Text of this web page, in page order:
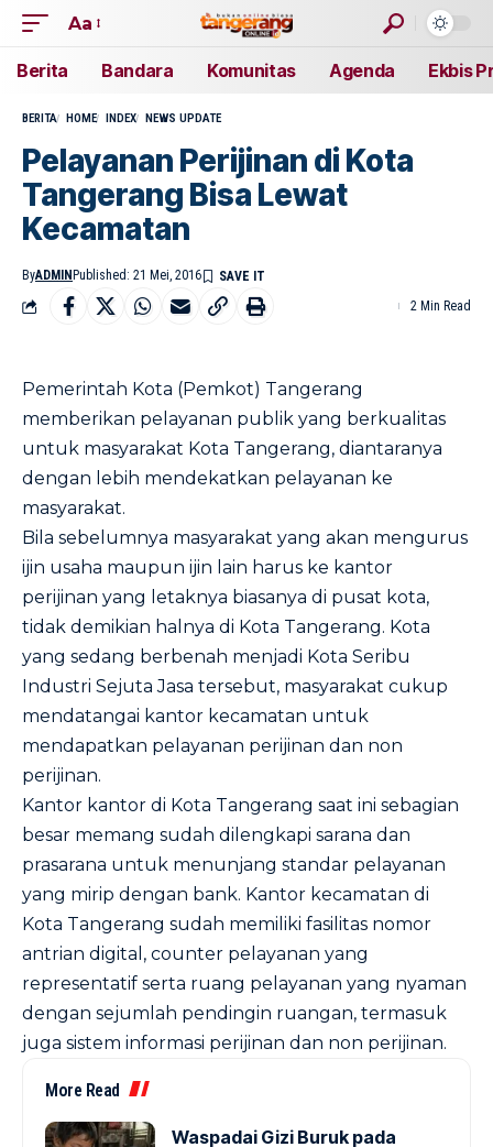
Aa
Berita Bandara Komunitas Agenda Ekbis
BERITA HOME INDEX NEWS UPDATE
Pelayanan Perijinan di Kota
Tangerang Bisa Lewat
Kecamatan
ByADMIN Published: 21 Mei, 2016
2 Min Read
Pemerintah Kota (Pemkot) Tangerang
memberikan pelayanan publik yang berkualitas
untuk masyarakat Kota Tangerang, diantaranya
dengan lebih mendekatkan pelayanan ke
masyarakat.
Bila sebelumnya masyarakat yang akan mengurus
ijin usaha maupun ijin lain harus ke kantor
perijinan yang letaknya biasanya di pusat kota,
tidak demikian halnya di Kota Tangerang. Kota
yang sedang berbenah menjadi Kota Seribu
Industri Sejuta Jasa tersebut, masyarakat cukup
mendatangai kantor kecamatan untuk
mendapatkan pelayanan perijinan dan non
perijinan.
Kantor kantor di Kota Tangerang saat ini sebagian
besar memang sudah dilengkapi sarana dan
prasarana untuk menunjang standar pelayanan
yang mirip dengan bank. Kantor kecamatan di
Kota Tangerang sudah memiliki fasilitas nomor
antrian digital, counter pelayanan yang
representatif serta ruang pelayanan yang nyaman
dengan sejumlah pendingin ruangan, termasuk
juga sistem informasi perijinan dan non perijinan.
More Read
Waspadai Gizi Buruk pada